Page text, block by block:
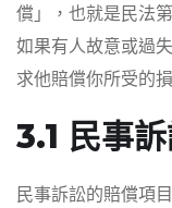
償」，也就是民法
如果有人故意或過
求他賠償你所受的
3.1 民事
民事訴訟的賠償項